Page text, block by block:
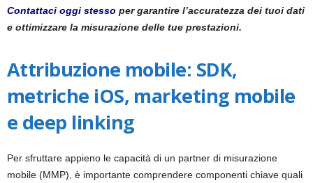
Contattaci oggi stesso per garantire l’accuratezza dei tuoi dati
e ottimizzare la misurazione delle tue prestazioni.
Attribuzione mobile: SDK,
metriche iOS, marketing mobile
e deep linking
Per sfruttare appieno le capacità di un partner di misurazione
mobile (MMP), è importante comprendere componenti chiave quali